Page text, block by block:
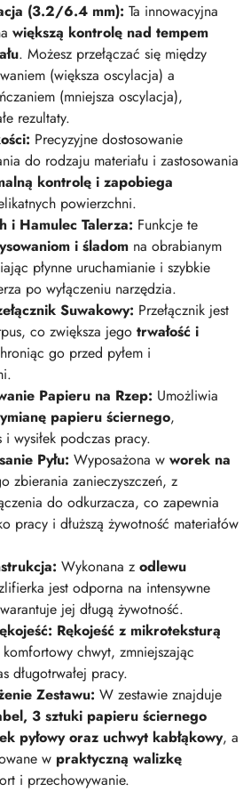
(3.2/6.4 mm): Ta innowacyjna
większą kontrolę nad tempem
. Możesz przełączać się między
(większa oscylacja) a
(mniejsza oscylacja),
rezultaty.
Precyzyjne dostosowanie
do rodzaju materiału i zastosowania
kontrolę i zapobiega
powierzchni.
i Hamulec Talerza: Funkcje te
i śladom na obrabianym
płynne uruchamianie i szybkie
po wyłączeniu narzędzia.
Suwakowy: Przełącznik jest
co zwiększa jego trwałość i
go przed pyłem i
Papieru na Rzep: Umożliwia
papieru ściernego,
wysiłek podczas pracy.
Pyłu: Wyposażona w worek na
zbierania zanieczyszczeń, z
do odkurzacza, co zapewnia
pracy i dłuższą żywotność materiałów
Wykonana z odlewu
jest odporna na intensywne
jej długą żywotność.
Rękojeść z mikroteksturą
chwyt, zmniejszając
długotrwałej pracy.
Zestawu: W zestawie znajduje
3 sztuki papieru ściernego
pyłowy oraz uchwyt kabłąkowy, a
w praktyczną walizkę
i przechowywanie.